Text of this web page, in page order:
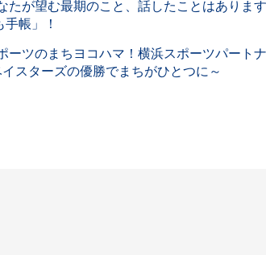
が望む最期のこと、話したことはありま
帳」！
ツのまちヨコハマ！横浜スポーツパート
スターズの優勝でまちがひとつに～